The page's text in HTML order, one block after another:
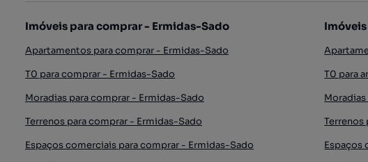
Imóveis para comprar - Ermidas-Sado
Apartamentos para comprar - Ermidas-Sado
T0 para comprar - Ermidas-Sado
Moradias para comprar - Ermidas-Sado
Terrenos para comprar - Ermidas-Sado
Espaços comerciais para comprar - Ermidas-Sado
T0 para
Terrenos
Espaços